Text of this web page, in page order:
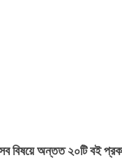
বিষয়ে অন্তত ২০টি বই